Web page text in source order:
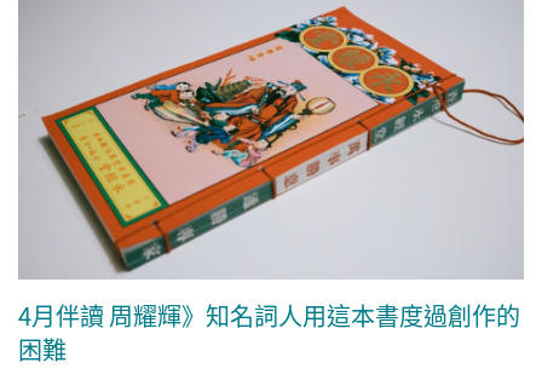
4月伴讀 周耀輝》知名詞人用這本書度過創作的
困難